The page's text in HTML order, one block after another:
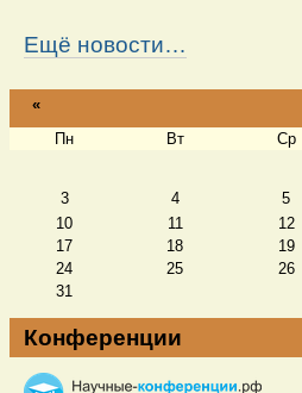
Ещё новости…
«
Пн Вт Ср
3 4 5
10
11 12
17
18 19
24
25 26
31
Конференции